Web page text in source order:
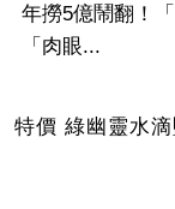
年撈5億鬧翻！
「肉眼...
特價 綠幽靈水